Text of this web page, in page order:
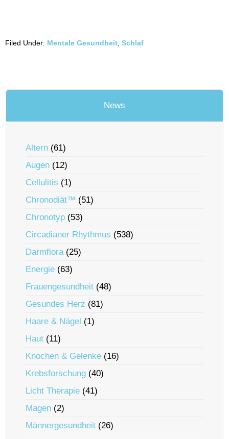
Filed Under: Mentale Gesundheit Schlaf
News
Altern (61)
Augen (12)
Cellulitis (1)
Chronodiät™ (51)
Chronotyp (53)
Circadianer Rhythmus (538)
Darmflora(25)
Energie (63)
Frauengesundheit (48)
Gesundes Herz (81)
Haare & Nägel (1)
Haut (11)
Knochen & Gelenke (16)
Krebsforschung (40)
Licht Therapie (41)
Magen (2)
Männergesundheit (26)